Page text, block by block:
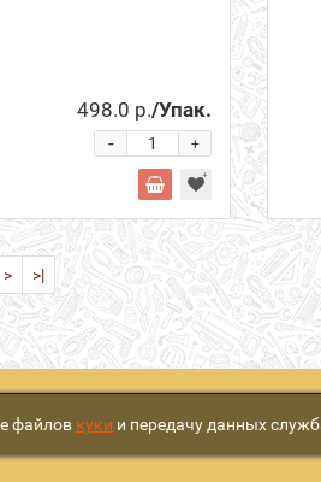
498.0 р./Упак.
+
-
> >|
файлов куки и передачу данных